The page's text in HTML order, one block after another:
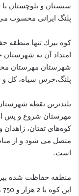
سیستان و بلوچستان
پلنگ ایرانی محسوب
كوه بيرك تنها
امتداد آن به
شهرستان مهرستان
پلنگ،خرس سياه، كل
بلندترین نقطه
مهرستان شروع و پس
کوه‌های تفتان، زاهدان
متصل می شود و از
است.